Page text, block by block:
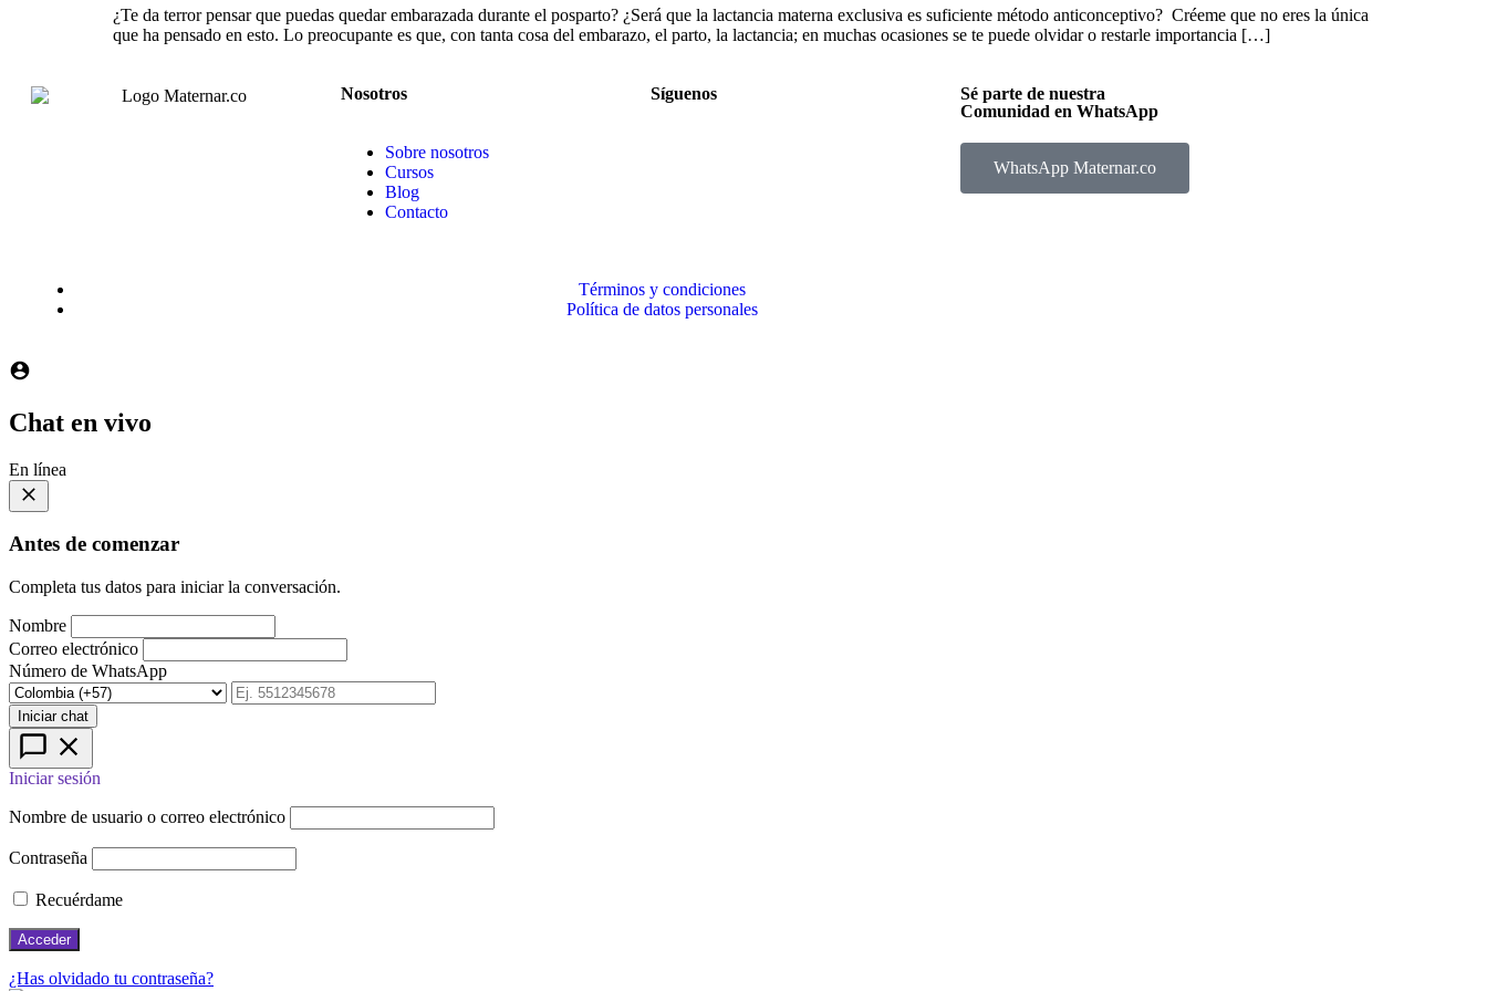
¿Te da terror pensar que puedas quedar embarazada durante el posparto? ¿Será que la lactancia materna exclusiva es suficiente método anticonceptivo? Créeme que no eres la única
que ha pensado en esto. Lo preocupante es que, con tanta cosa del embarazo, el parto, la lactancia; en muchas ocasiones se te puede olvidar o restarle importancia […]
Nosotros
Sobre nosotros
Cursos
Blog
Contacto
Síguenos
Sé parte de nuestra
Comunidad en WhatsApp
WhatsApp Maternar.co
Términos y condiciones
Política de datos personales
Chat en vivo
En línea
Antes de comenzar
Completa tus datos para iniciar la conversación.
Nombre
Correo electrónico
Número de WhatsApp
Iniciar chat
Iniciar sesión
Nombre de usuario o correo electrónico
Contraseña
Recuérdame
¿Has olvidado tu contraseña?